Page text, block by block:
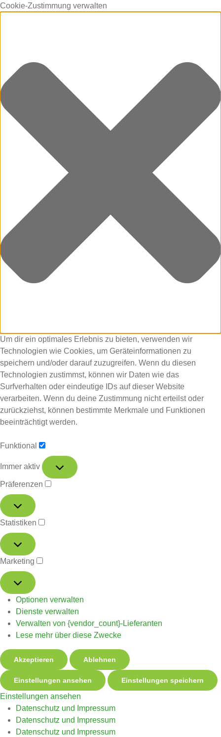
Cookie-Zustimmung verwalten
Um dir ein optimales Erlebnis zu bieten, verwenden wir
Technologien wie Cookies, um Geräteinformationen zu
speichern und/oder darauf zuzugreifen. Wenn du diesen
Technologien zustimmst, können wir Daten wie das
Surfverhalten oder eindeutige IDs auf dieser Website
verarbeiten. Wenn du deine Zustimmung nicht erteilst oder
zurückziehst, können bestimmte Merkmale und Funktionen
beeinträchtigt werden.
Funktional
Immer aktiv
Präferenzen
Statistiken
Marketing
Optionen verwalten
Dienste verwalten
Verwalten von {vendor_count}-Lieferanten
Lese mehr über diese Zwecke
Akzeptieren Ablehnen
Einstellungen ansehen Einstellungen speichern
Einstellungen ansehen
Datenschutz und Impressum
Datenschutz und Impressum
Datenschutz und Impressum